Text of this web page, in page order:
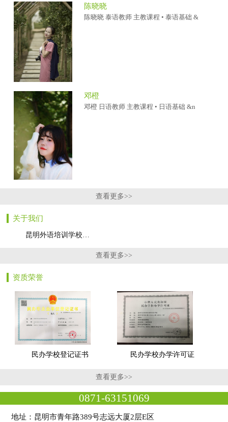
陈晓晓
陈晓晓 泰语教师 主教课程 • 泰语基础 &
邓橙
邓橙 日语教师 主教课程 • 日语基础 &n
查看更多>>
关于我们
昆明外语培训学校…
查看更多>>
资质荣誉
民办学校登记证书 民办学校办学许可证
查看更多>>
0871-63151069
地址：昆明市青年路389号志远大厦2层E区